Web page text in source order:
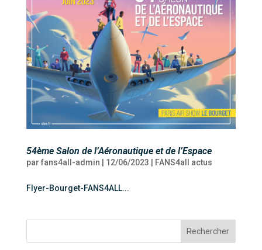
54ème Salon de l’Aéronautique et de l’Espace
par fans4all-admin 12/06/2023 FANS4all actus
Flyer-Bourget-FANS4ALL...